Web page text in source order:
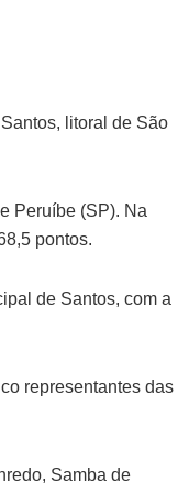
litoral de São
Peruíbe (SP). Na
pontos.
de Santos, com a
representantes das
Samba de